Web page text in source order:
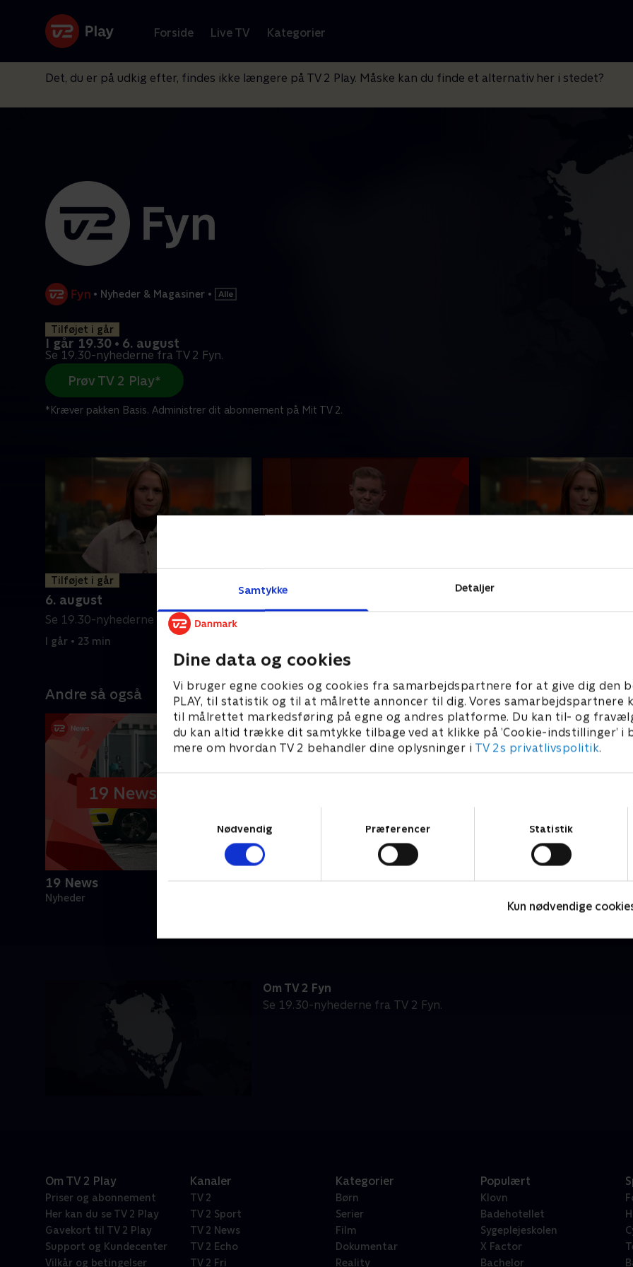
Samtykke Detaljer
Dine data og cookies
Vi bruger egne cookies og cookies fra samarbejdspartnere for at give dig den
PLAY, til statistik og til at målrette annoncer til dig. Vores samarbejdspartnere
til målrettet markedsføring på egne og andres platforme. Du kan til- og
du kan altid trække dit samtykke tilbage ved at klikke på ’Cookie-indstillinger’ i
mere om hvordan TV 2 behandler dine oplysninger i TV 2s privatlivspolitik.
Nødvendig
Præferencer Statistik
Kun nødvendige
Forside Live TV Kategorier
Det, du er på udkig efter, findes ikke længere på TV 2 Play. Måske kan du finde et alternativ her i stedet?
• Nyheder & Magasiner •
Tilføjet i går
I går 19.30 • 6. august
Se 19.30-nyhederne fra TV 2 Fyn.
Prøv TV 2 Play*
*Kræver pakken Basis. Administrer dit abonnement på Mit TV 2.
Tilføjet i går
6. august
Se 19.30-nyhederne fra TV 2 Fyn.
I går • 23 min
5. august
Se 19.30-nyhederne fra TV 2 Fyn.
4. august
Andre så også
19 News
Nyheder
Om TV 2 Fyn
Se 19.30-nyhederne fra TV 2 Fyn.
Om TV 2 Play
Priser og abonnement
Her kan du se TV 2 Play
Gavekort til TV 2 Play
Support og Kundecenter
Vilkår og betingelser
Kanaler
TV 2
TV 2 Sport
TV 2 News
TV 2 Echo
TV 2 Fri
Kategorier
Børn
Serier
Film
Dokumentar
Reality
Populært
Klovn
Badehotellet
Sygeplejeskolen
X Factor
Bachelor